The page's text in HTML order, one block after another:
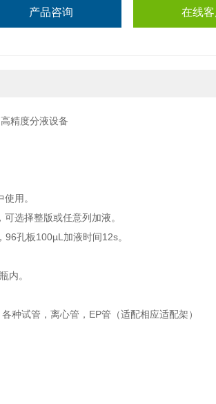
产品咨询 在线客
用。
选择整版或任意列加液。
孔板100µL加液时间12s。
内。
种试管，离心管，EP管（适配相应适配架）